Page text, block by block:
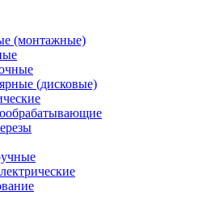
(монтажные)
(дисковые)